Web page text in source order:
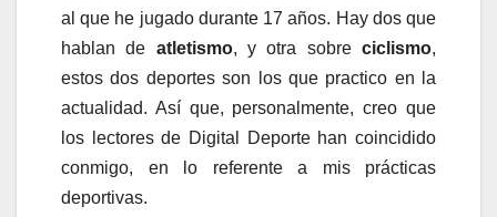
al que he jugado durante 17 años. Hay dos que
hablan de atletismo, y otra sobreciclismo,
estos dos deportes son los que practico en la
actualidad. Así que, personalmente, creo que
los lectores de Digital Deporte han coincidido
conmigo, en lo referente a mis prácticas
deportivas.